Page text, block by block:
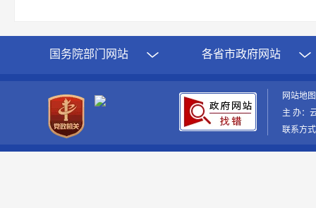
国务院部门网站 各省市政府网站
网站地
主 办：
联系方